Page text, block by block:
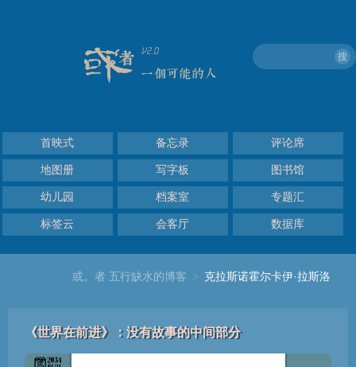
搜
首映式 备忘录 评论席
地图册 写字板 图书馆
幼儿园 档案室 专题汇
标签云 会客厅 数据库
或。者 五行缺水的博客 > 克拉斯诺霍尔卡伊·拉斯洛
《世界在前进》：没有故事的中间部分